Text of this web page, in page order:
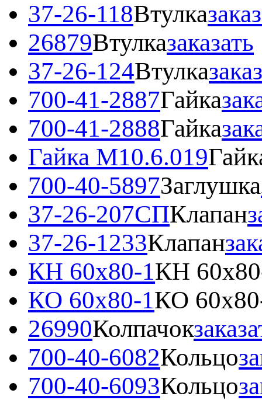
37-26-118Втулка
26879Втулказаказать
37-26-124Втулка
700-41-2887Гайка
700-41-2888Гайка
Гайка М10.6.019
700-40-5897Заглушка
37-26-207СПКлапан
37-26-1233Клапан
КН 60x80-1КН
КО 60x80-1КО
26990Колпачок
700-40-6082Кольцо
700-40-6093Кольцо